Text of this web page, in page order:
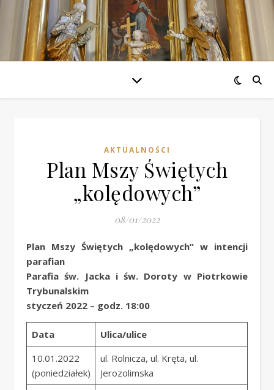
AKTUALNOŚCI
Plan Mszy Świętych
„kolędowych”
08/01/2022
Plan Mszy Świętych „kolędowych” w intencji
parafian
Parafia św. Jacka i św. Doroty w Piotrkowie
Trybunalskim
styczeń 2022 – godz. 18:00
Data
Ulica/ulice
10.01.2022
(poniedziałek)
ul. Rolnicza, ul. Kręta, ul.
Jerozolimska